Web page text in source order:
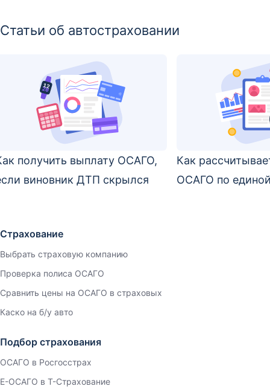
Статьи об автостраховании
получить выплату ОСАГО,
виновник ДТП скрылся
Как
ОСАГО по
Страхование
Выбрать страховую компанию
Проверка полиса ОСАГО
Сравнить цены на ОСАГО в страховых
Каско на б/у авто
Подбор страхования
ОСАГО в Росгосстрах
Е-ОСАГО в Т-Страхование